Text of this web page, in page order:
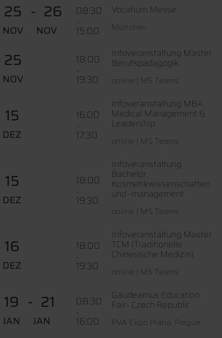
25
NOV
26
NOV
08:30
-
15:00
Vocatium Messe
München
25
NOV
18:00
-
19:30
Infoveranstaltung Master
Berufspädagogik
online | MS Teams
15
DEZ
16:00
-
17:30
Infoveranstaltung MBA
Medical Management &
Leadership
online | MS Teams
15
DEZ
18:00
-
19:30
Infoveranstaltung
Bachelor
Kosmetikwissenschaften
und -management
online | MS Teams
16
DEZ
18:00
-
19:30
Infoveranstaltung Master
TCM (Traditionelle
Chinesische Medizin)
online | MS Teams
19
JAN
21
JAN
08:30
-
16:00
Gaudeamus Education
Fair- Czech Republic
PVA Expo Praha, Prague